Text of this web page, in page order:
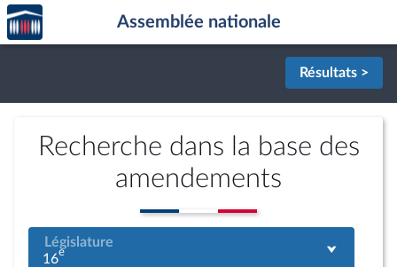
Aller au contenu
Aller en bas de la page
Accèder
à la
page
Assemblée nationale
Résultats >
Recherche dans la base des
amendements
Législature
16e